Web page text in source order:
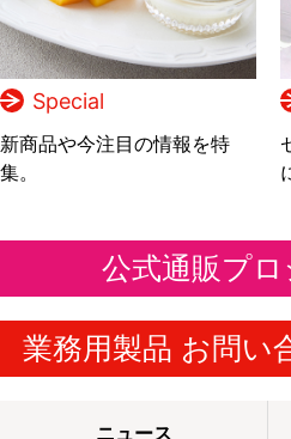
Special
新商品や今注目の情報を特
集。
公式通販プ
業務用製品 お問い
ニュース